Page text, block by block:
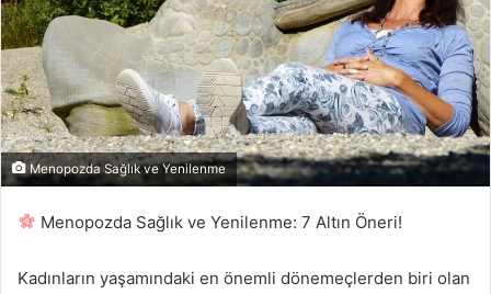
Menopozda Sağlık ve Yenilenme
Menopozda Sağlık ve Yenilenme: 7 Altın Öneri!
Kadınların yaşamındaki en önemli dönemeçlerden biri olan